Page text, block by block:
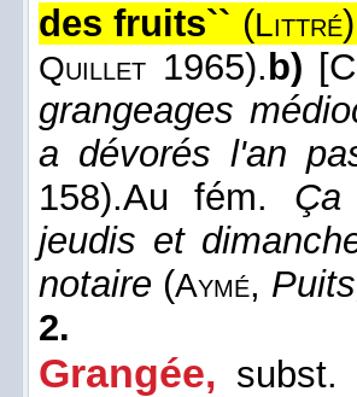
des fruits`` (Littré
Quillet 1965).b)
grangeages
a dévorés l'an
158).Au fém.
jeudis et
notaire (Aymé,
2.
Grangée, subst.